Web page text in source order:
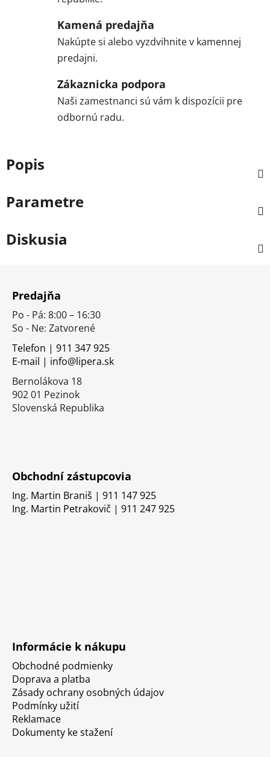
Kamená predajňa
Nakúpte si alebo vyzdvihnite v kamennej
predajni.
Zákaznicka podpora
Naši zamestnanci sú vám k dispozícii pre
odbornú radu.
Popis
Parametre
Diskusia
Predajňa
Po - Pá: 8:00 – 16:30
So - Ne: Zatvorené
Telefon | 911 347 925
E-mail | info@lipera.sk
Bernolákova 18
902 01 Pezinok
Slovenská Republika
Obchodní zástupcovia
Ing. Martin Braniš | 911 147 925
Ing. Martin Petrakovič | 911 247 925
Informácie k nákupu
Obchodné podmienky
Doprava a platba
Zásady ochrany osobných údajov
Podmínky užití
Reklamace
Dokumenty ke stažení